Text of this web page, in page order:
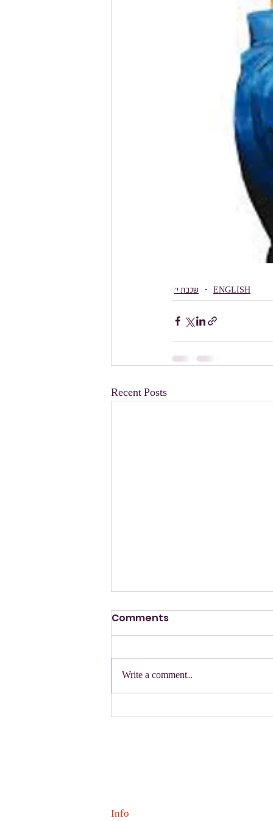
שכבת י׳ ENGLISH
Recent Posts
הקונצרט הקלאסי 2026 שכבות
Comments
Write a comment...
Info